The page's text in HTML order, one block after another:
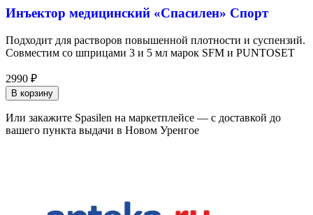
Инъектор медицинский «Спасилен» Спорт
Подходит для растворов повышенной плотности и суспензий.
Совместим со шприцами 3 и 5 мл марок SFM и PUNTOSET
2990 ₽
В корзину
Или закажите Spasilen на маркетплейсе — с доставкой до
вашего пункта выдачи в Новом Уренгое